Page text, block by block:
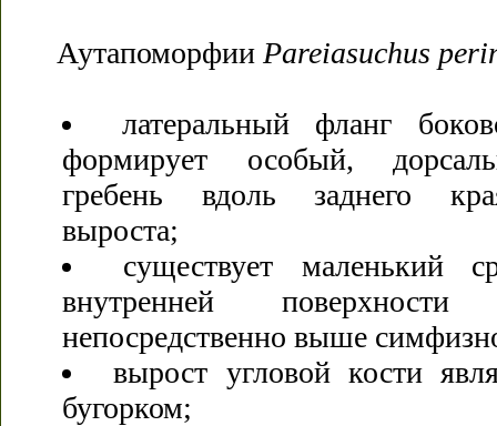
Аутапоморфии Pareiasuchus
латеральный фланг
формирует особый,
гребень вдоль заднего
выроста;
существует маленький
внутренней
непосредственно выше
вырост угловой кости
бугорком;